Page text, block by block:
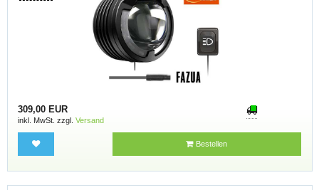
309,00 EUR
inkl. MwSt. zzgl. Versand
Bestellen